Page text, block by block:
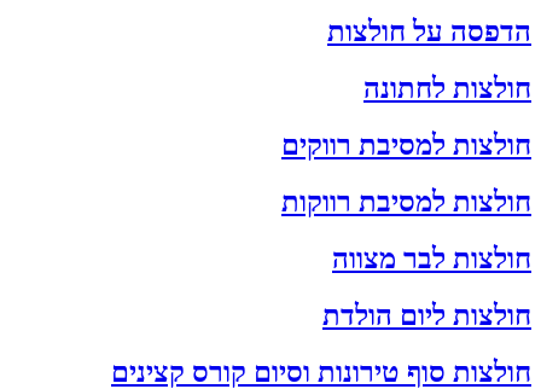
הדפסה על חולצות
חולצות לחתונה
חולצות למסיבת רווקים
חולצות למסיבת רווקות
חולצות לבר מצווה
חולצות ליום הולדת
חולצות סוף טירונות וסיום קורס קצינים